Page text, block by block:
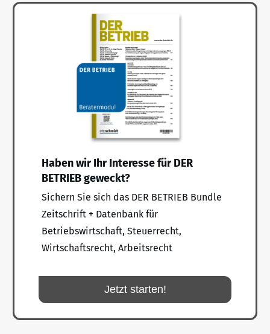
Haben wir Ihr Interesse für DER
BETRIEB geweckt?
Sichern Sie sich das DER BETRIEB Bundle
Zeitschrift + Datenbank für
Betriebswirtschaft, Steuerrecht,
Wirtschaftsrecht, Arbeitsrecht
Jetzt starten!